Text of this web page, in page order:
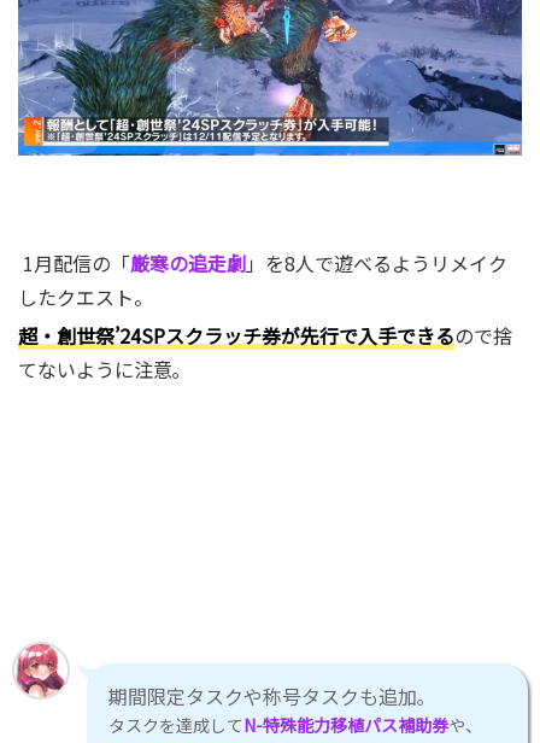
1月配信の「厳寒の追走劇」を8人で遊べるようリメイク
したクエスト。
超・創世祭’24SPスクラッチ券が先行で入手できるので捨
てないように注意｡
期間限定タスクや称号タスクも追加｡
タスクを達成してN-特殊能力移植パス補助券や、